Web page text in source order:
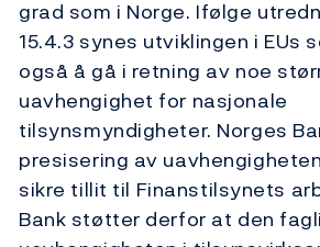
grad som i Norge. Ifølge
15.4.3 synes utviklingen i EUs
også å gå i retning av noe
uavhengighet for nasjonale
tilsynsmyndigheter. Norges
presisering av
sikre tillit til Finanstilsynets
Bank støtter derfor at den